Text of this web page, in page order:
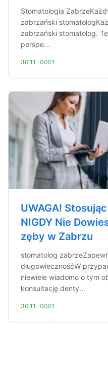
Stomatologia
zabrzański
zabrzański stomatolog.
perspe...
30.11.-0001
UWAGA!
NIGDY Nie
zęby w Zabrzu
stomatolog
długowiecznośćW
niewiele wiadomo o tym
konsultację denty...
30.11.-0001